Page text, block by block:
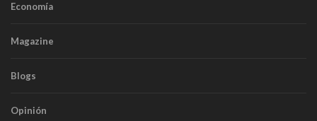
Economía
Magazine
Blogs
Opinión